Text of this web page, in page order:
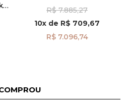
Reta Masculina al40029
R$ 7.885,27
10x de R$ 709,67
R$ 7.096,74